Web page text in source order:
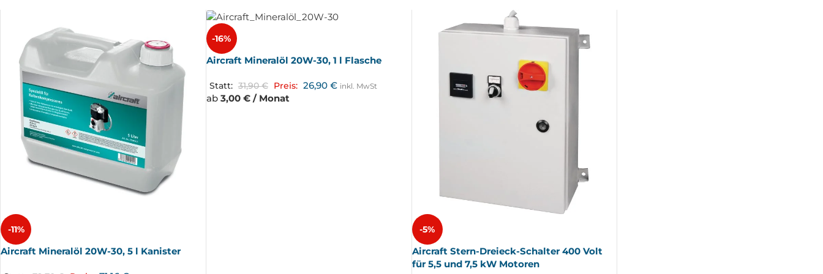
-11%
Aircraft Mineralöl 20W-30, 5 l Kanister
-16%
Aircraft Mineralöl 20W-30, 1 l Flasche
Statt: 31,90€ Preis: 26,90 € inkl. MwSt
ab 3,00 € / Monat
-5%
Aircraft Stern-Dreieck-Schalter 400 Volt
für 5,5 und 7,5 kW Motoren